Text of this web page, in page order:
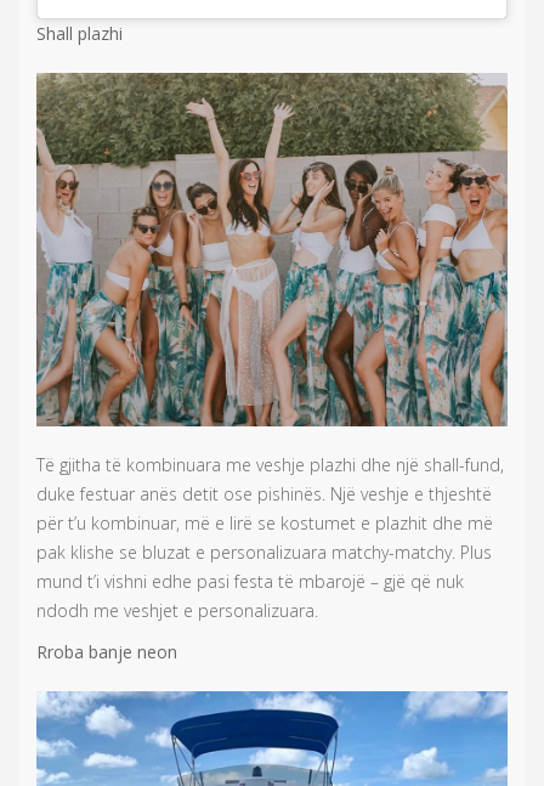
Shall plazhi
Të gjitha të kombinuara me veshje plazhi dhe një shall-fund,
duke festuar anës detit ose pishinës. Një veshje e thjeshtë
për t’u kombinuar, më e lirë se kostumet e plazhit dhe më
pak klishe se bluzat e personalizuara matchy-matchy. Plus
mund t’i vishni edhe pasi festa të mbarojë – gjë që nuk
ndodh me veshjet e personalizuara.
Rroba banje neon